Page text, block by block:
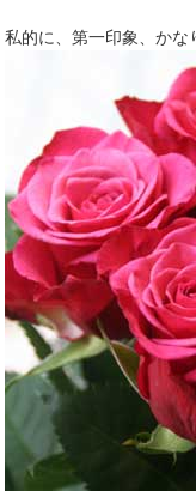
私的に、第一印象、かな